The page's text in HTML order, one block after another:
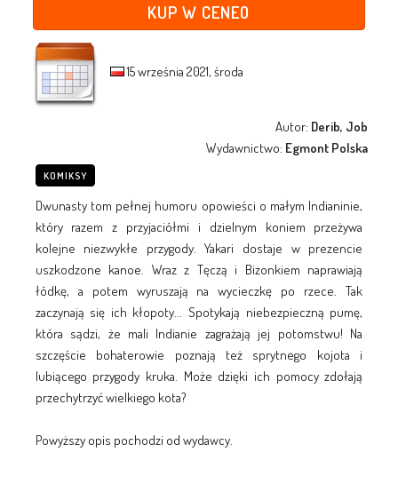
KUP W CENEO
15 września 2021, środa
Autor: Derib, Job
Wydawnictwo: Egmont Polska
KOMIKSY
Dwunasty tom pełnej humoru opowieści o małym Indianinie,
który razem z przyjaciółmi i dzielnym koniem przeżywa
kolejne niezwykłe przygody. Yakari dostaje w prezencie
uszkodzone kanoe. Wraz z Tęczą i Bizonkiem naprawiają
łódkę, a potem wyruszają na wycieczkę po rzece. Tak
zaczynają się ich kłopoty... Spotykają niebezpieczną pumę,
która sądzi, że mali Indianie zagrażają jej potomstwu! Na
szczęście bohaterowie poznają też sprytnego kojota i
lubiącego przygody kruka. Może dzięki ich pomocy zdołają
przechytrzyć wielkiego kota?
Powyższy opis pochodzi od wydawcy.